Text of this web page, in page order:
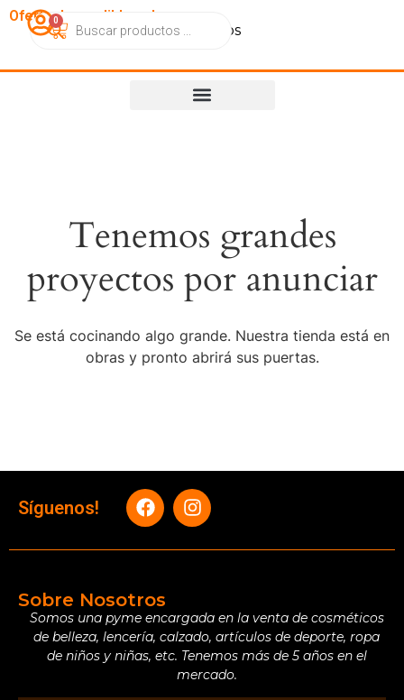
OfertasImperdibles.cl
CatálogoContactoNosotros
0
Tenemos grandes
proyectos por anunciar
Se está cocinando algo grande. Nuestra tienda está en
obras y pronto abrirá sus puertas.
Síguenos!
Sobre Nosotros
Somos una pyme encargada en la venta de cosméticos
de belleza, lencería, calzado, artículos de deporte, ropa
de niños y niñas, etc. Tenemos más de 5 años en el
mercado.